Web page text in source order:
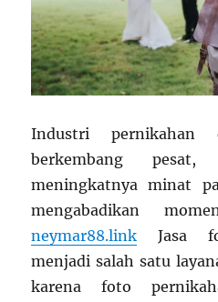
Industri
berkembang
meningkatnya minat
mengabadikan
neymar88.link Jasa
menjadi salah satu
karena foto